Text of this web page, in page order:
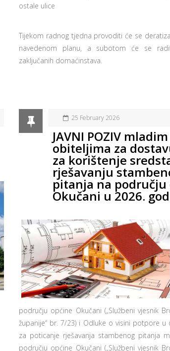
ostale ulice
Tijekom radnog tjedna provoditi će se
navedenom planu, a subotom će se
zaključanih domaćinstava.
25 February 2026
JAVNI POZIV mladim
obiteljima za
za korištenje
rješavanju
pitanja na području
Okučani u 2026.
području općine Okučani („Službeni vjesnik
županije“ br. 7/23) i Odluke o visini potpore u
za poticanje rješavanja stambenog pitanja
području općine Okučani („Službeni vjesnik